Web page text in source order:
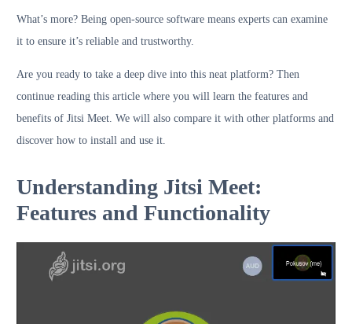
What’s more? Being open-source software means experts can examine
it to ensure it’s reliable and trustworthy.
Are you ready to take a deep dive into this neat platform? Then
continue reading this article where you will learn the features and
benefits of Jitsi Meet. We will also compare it with other platforms and
discover how to install and use it.
Understanding Jitsi Meet:
Features and Functionality